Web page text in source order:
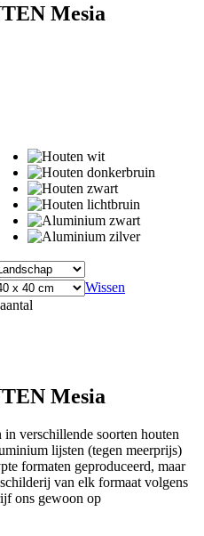
Mesia
Wissen
Mesia
verschillende soorten houten
lijsten (tegen meerprijs)
formaten geproduceerd, maar
van elk formaat volgens
ons gewoon op